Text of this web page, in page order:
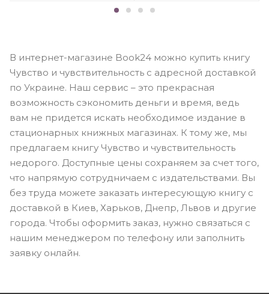
В интернет-магазине Book24 можно купить книгу
Чувство и чувствительность с адресной доставкой
по Украине. Наш сервис – это прекрасная
возможность сэкономить деньги и время, ведь
вам не придется искать необходимое издание в
стационарных книжных магазинах. К тому же, мы
предлагаем книгу Чувство и чувствительность
недорого. Доступные цены сохраняем за счет того,
что напрямую сотрудничаем с издательствами. Вы
без труда можете заказать интересующую книгу с
доставкой в Киев, Харьков, Днепр, Львов и другие
города. Чтобы оформить заказ, нужно связаться с
нашим менеджером по телефону или заполнить
заявку онлайн.